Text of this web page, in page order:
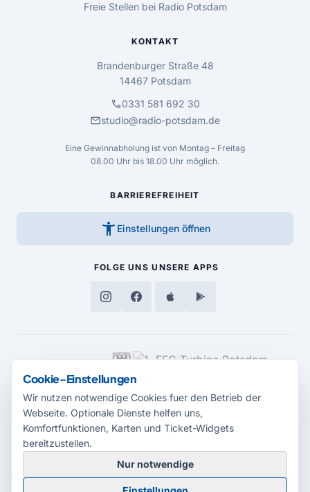
Freie Stellen bei Radio Potsdam
KONTAKT
Brandenburger Straße 48
14467 Potsdam
call0331 581 692 30
mailstudio@radio-potsdam.de
Eine Gewinnabholung ist von Montag – Freitag
08.00 Uhr bis 18.00 Uhr möglich.
BARRIEREFREIHEIT
accessibility_new Einstellungen öffnen
FOLGE UNS UNSERE APPS
MEDIENPARTNER
© 2026 Radio Potsdam. Webseite entwickelt durch dieMedienagentur
Cookie-Einstellungen
Wir nutzen notwendige Cookies fuer den Betrieb der
Webseite. Optionale Dienste helfen uns,
Komfortfunktionen, Karten und Ticket-Widgets
bereitzustellen.
Nur notwendige